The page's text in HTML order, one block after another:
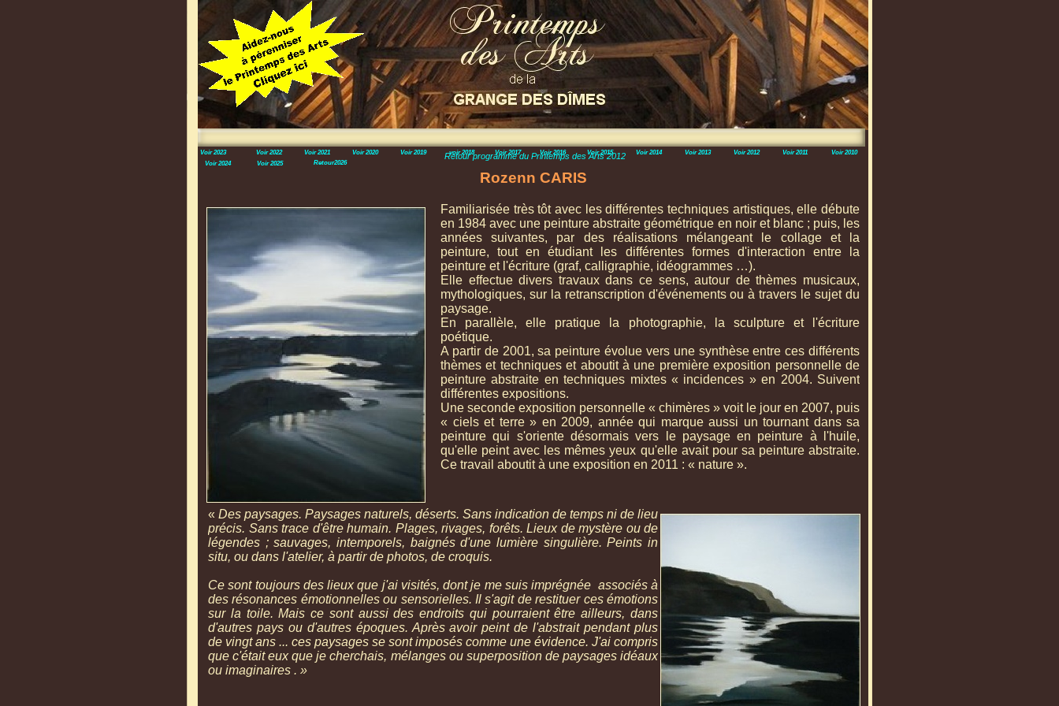
Retour programme du Printemps des Arts 2012
Rozenn CARIS
Familiarisée très tôt avec les différentes techniques artistiques, elle débute
en 1984 avec une peinture abstraite géométrique en noir et blanc ; puis, les
années suivantes, par des réalisations mélangeant le collage et la
peinture, tout en étudiant les différentes formes d'interaction entre la
peinture et l'écriture (graf, calligraphie, idéogrammes …).
Elle effectue divers travaux dans ce sens, autour de thèmes musicaux,
mythologiques, sur la retranscription d'événements ou à travers le sujet du
paysage.
En parallèle, elle pratique la photographie, la sculpture et l'écriture
poétique.
A partir de 2001, sa peinture évolue vers une synthèse entre ces différents
thèmes et techniques et aboutit à une première exposition personnelle de
peinture abstraite en techniques mixtes « incidences » en 2004. Suivent
différentes expositions.
Une seconde exposition personnelle « chimères » voit le jour en 2007, puis
« ciels et terre » en 2009, année qui marque aussi un tournant dans sa
peinture qui s'oriente désormais vers le paysage en peinture à l'huile,
qu'elle peint avec les mêmes yeux qu'elle avait pour sa peinture abstraite.
Ce travail aboutit à une exposition en 2011 : « nature ».
« Des paysages. Paysages naturels, déserts. Sans indication de temps ni de lieu
précis. Sans trace d'être humain. Plages, rivages, forêts. Lieux de mystère ou de
légendes ; sauvages, intemporels, baignés d'une lumière singulière. Peints in
situ, ou dans l'atelier, à partir de photos, de croquis.
Ce sont toujours des lieux que j'ai visités, dont je me suis imprégnée associés à
des résonances émotionnelles ou sensorielles. Il s'agit de restituer ces émotions
sur la toile. Mais ce sont aussi des endroits qui pourraient être ailleurs, dans
d'autres pays ou d'autres époques. Après avoir peint de l'abstrait pendant plus
de vingt ans ... ces paysages se sont imposés comme une évidence. J'ai compris
que c'était eux que je cherchais, mélanges ou superposition de paysages idéaux
ou imaginaires . »
Voir 2023 Voir 2022 Voir 2021 Voir 2020 Voir 2019 voir 2018 Voir 2017 Voir 2016 Voir 2015 Voir 2014 Voir 2013 Voir 2012 Voir 2011
Voir 2010
Voir 2024
Voir 2025 Retour2026